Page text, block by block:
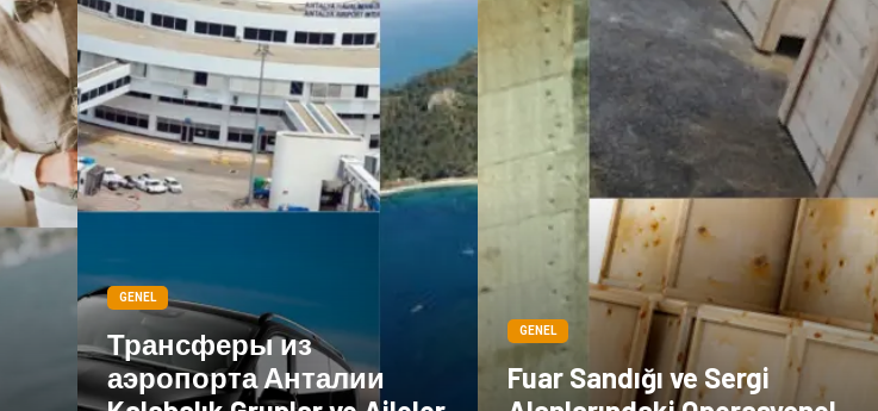
Sağlık Haberleri Blogroll
Spor Malzemeleri Hediyelik Eşya
Kültür Acil ve İlkyardım
GENEL
Трансферы из
аэропорта Анталии
GENEL
Fuar Sandığı ve Sergi